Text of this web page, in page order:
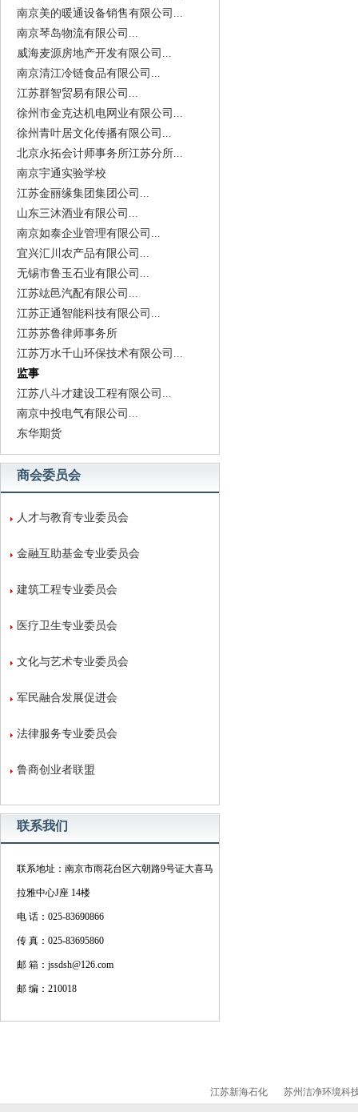
南京美的暖通设备销售有限公司...
南京琴岛物流有限公司...
威海麦源房地产开发有限公司...
南京清江冷链食品有限公司...
江苏群智贸易有限公司...
徐州市金克达机电网业有限公司...
徐州青叶居文化传播有限公司...
北京永拓会计师事务所江苏分所...
南京宇通实验学校
江苏金丽缘集团集团公司...
山东三沐酒业有限公司...
南京如泰企业管理有限公司...
宜兴汇川农产品有限公司...
无锡市鲁玉石业有限公司...
江苏竑邑汽配有限公司...
江苏正通智能科技有限公司...
江苏苏鲁律师事务所
江苏万水千山环保技术有限公司...
监事
江苏八斗才建设工程有限公司...
南京中投电气有限公司...
东华期货
商会委员会
人才与教育专业委员会
金融互助基金专业委员会
建筑工程专业委员会
医疗卫生专业委员会
文化与艺术专业委员会
军民融合发展促进会
法律服务专业委员会
鲁商创业者联盟
联系我们
联系地址：南京市雨花台区六朝路9号证大喜马
拉雅中心J座 14楼
电 话：025-83690866
传 真：025-83695860
邮 箱：jssdsh@126.com
邮 编：210018
江苏新海石化 苏州洁净环境科